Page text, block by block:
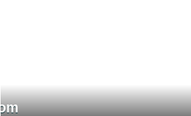
Египет, Диана